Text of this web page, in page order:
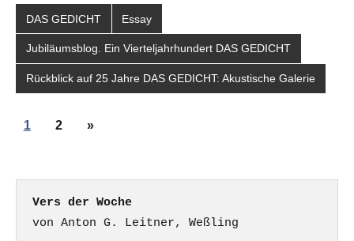
DAS GEDICHT Essay
Jubiläumsblog. Ein Vierteljahrhundert DAS GEDICHT
Rückblick auf 25 Jahre DAS GEDICHT: Akustische Galerie
Seitennummerierung
1 2
Nächste
»
Vers der Woche